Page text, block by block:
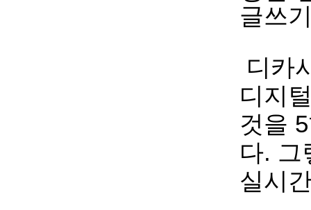
글쓰
디카
디지
것을
다. 그
실시